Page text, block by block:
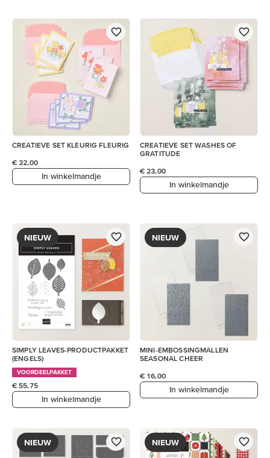
CREATIEVE SET KLEURIG FLEURIG
€ 32,00
In winkelmandje
CREATIEVE SET WASHES OF
GRATITUDE
€ 23,00
In winkelmandje
NIEUW
SIMPLY LEAVES-PRODUCTPAKKET
(ENGELS)
VOORDEELPAKKET
€ 55,75
In winkelmandje
NIEUW
MINI-EMBOSSINGMALLEN
SEASONAL CHEER
€ 16,00
In winkelmandje
NIEUW NIEUW